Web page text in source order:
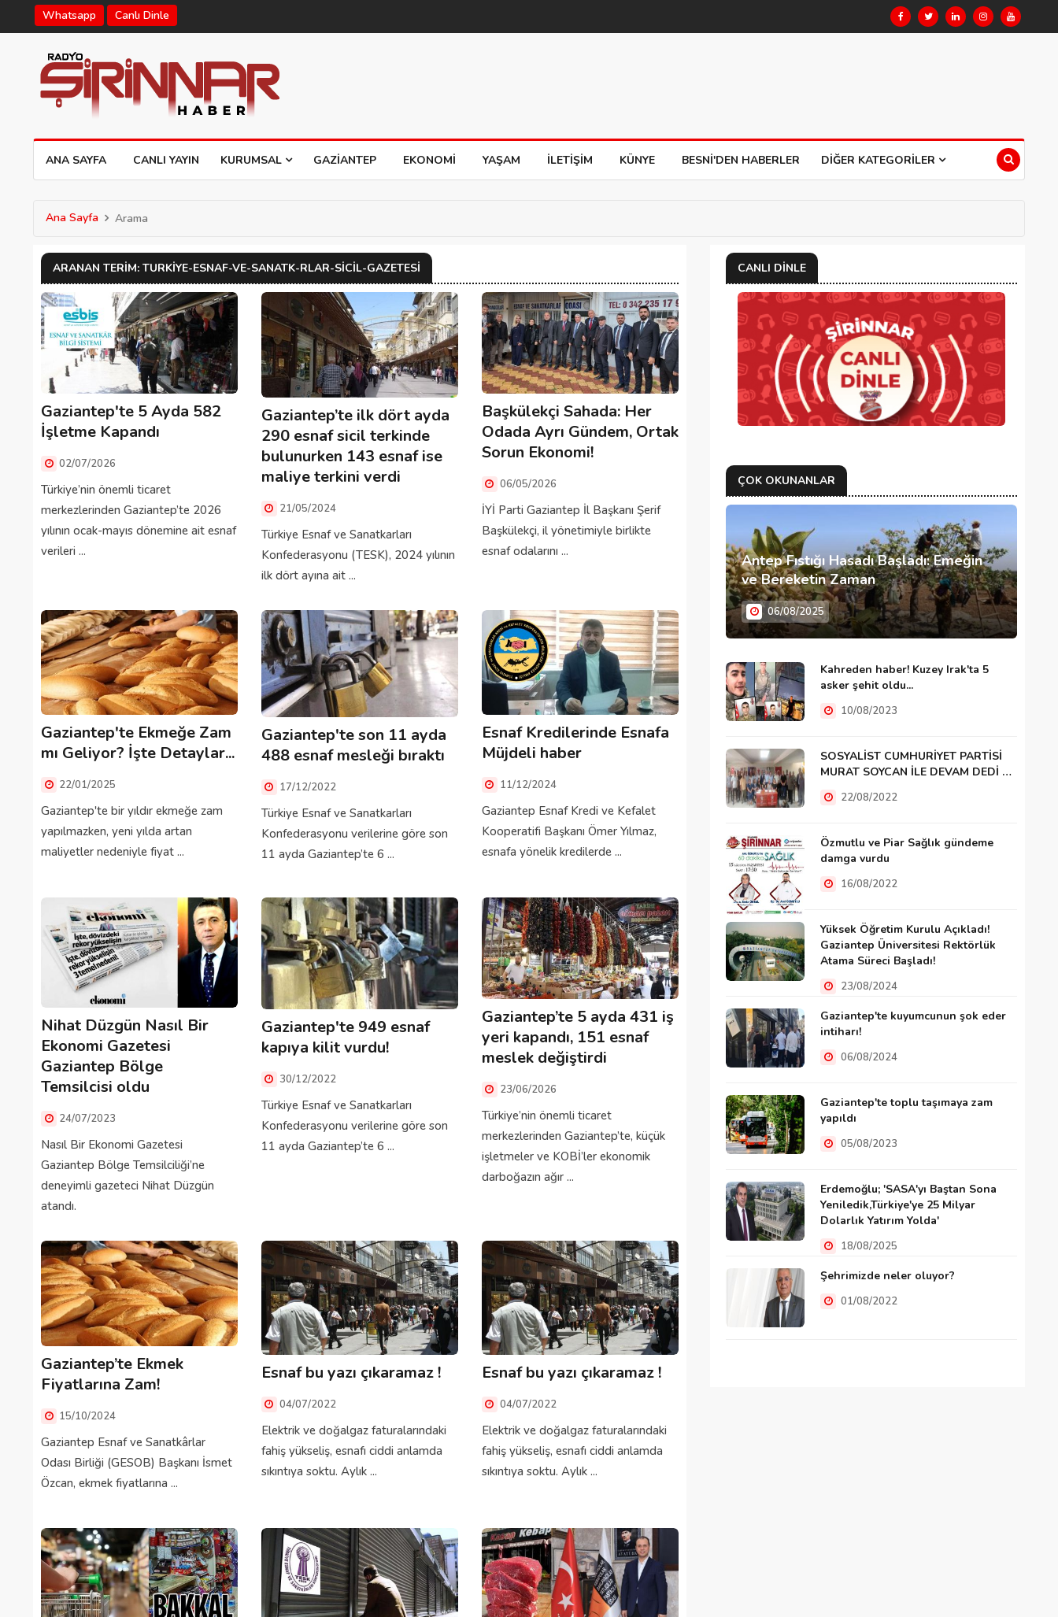
Whatsapp Canlı Dinle
ANA SAYFA CANLI YAYIN KURUMSAL GAZIANTEP EKONOMI YAŞAM İLETIŞIM KÜNYE BESNI'DEN HABERLER DIĞER KATEGORILER
Ana Sayfa Arama
ARANAN TERIM: TURKIYE-ESNAF-VE-SANATK-RLAR-SICIL-GAZETESI
Gaziantep'te 5 Ayda 582
İşletme Kapandı
02/07/2026
Türkiye’nin önemli ticaret
merkezlerinden Gaziantep’te 2026
yılının ocak-mayıs dönemine ait esnaf
verileri ...
Gaziantep’te ilk dört ayda
290 esnaf sicil terkinde
bulunurken 143 esnaf ise
maliye terkini verdi
21/05/2024
Türkiye Esnaf ve Sanatkarları
Konfederasyonu (TESK), 2024 yılının
ilk dört ayına ait ...
Başkülekçi Sahada: Her
Odada Ayrı Gündem, Ortak
Sorun Ekonomi!
06/05/2026
İYİ Parti Gaziantep İl Başkanı Şerif
Başkülekçi, il yönetimiyle birlikte
esnaf odalarını ...
Gaziantep'te Ekmeğe Zam
mı Geliyor? İşte Detaylar...
22/01/2025
Gaziantep'te bir yıldır ekmeğe zam
yapılmazken, yeni yılda artan
maliyetler nedeniyle fiyat ...
Gaziantep'te son 11 ayda
488 esnaf mesleği bıraktı
17/12/2022
Türkiye Esnaf ve Sanatkarları
Konfederasyonu verilerine göre son
11 ayda Gaziantep’te 6 ...
Esnaf Kredilerinde Esnafa
Müjdeli haber
11/12/2024
Gaziantep Esnaf Kredi ve Kefalet
Kooperatifi Başkanı Ömer Yılmaz,
esnafa yönelik kredilerde ...
Nihat Düzgün Nasıl Bir
Ekonomi Gazetesi
Gaziantep Bölge
Temsilcisi oldu
24/07/2023
Nasıl Bir Ekonomi Gazetesi
Gaziantep Bölge Temsilciliği’ne
deneyimli gazeteci Nihat Düzgün
atandı.
Gaziantep'te 949 esnaf
kapıya kilit vurdu!
30/12/2022
Türkiye Esnaf ve Sanatkarları
Konfederasyonu verilerine göre son
11 ayda Gaziantep’te 6 ...
Gaziantep’te 5 ayda 431 iş
yeri kapandı, 151 esnaf
meslek değiştirdi
23/06/2026
Türkiye’nin önemli ticaret
merkezlerinden Gaziantep’te, küçük
işletmeler ve KOBİ’ler ekonomik
darboğazın ağır ...
Gaziantep’te Ekmek
Fiyatlarına Zam!
15/10/2024
Gaziantep Esnaf ve Sanatkârlar
Odası Birliği (GESOB) Başkanı İsmet
Özcan, ekmek fiyatlarına ...
Esnaf bu yazı çıkaramaz !
04/07/2022
Elektrik ve doğalgaz faturalarındaki
fahiş yükseliş, esnafı ciddi anlamda
sıkıntıya soktu. Aylık ...
Esnaf bu yazı çıkaramaz !
04/07/2022
Elektrik ve doğalgaz faturalarındaki
fahiş yükseliş, esnafı ciddi anlamda
sıkıntıya soktu. Aylık ...
CANLI DINLE
ÇOK OKUNANLAR
Antep Fıstığı Hasadı Başladı: Emeğin
ve Bereketin Zaman
06/08/2025
Kahreden haber! Kuzey Irak'ta 5
asker şehit oldu...
10/08/2023
SOSYALİST CUMHURİYET PARTİSİ
MURAT SOYCAN İLE DEVAM DEDİ …
22/08/2022
Özmutlu ve Piar Sağlık gündeme
damga vurdu
16/08/2022
Yüksek Öğretim Kurulu Açıkladı!
Gaziantep Üniversitesi Rektörlük
Atama Süreci Başladı!
23/08/2024
Gaziantep'te kuyumcunun şok eder
intiharı!
06/08/2024
Gaziantep'te toplu taşımaya zam
yapıldı
05/08/2023
Erdemoğlu; 'SASA'yı Baştan Sona
Yeniledik,Türkiye'ye 25 Milyar
Dolarlık Yatırım Yolda'
18/08/2025
Şehrimizde neler oluyor?
01/08/2022